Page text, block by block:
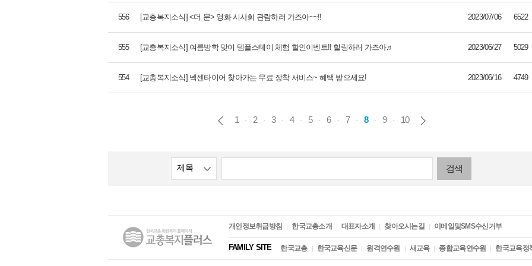
556 [교총복지소식] <더 문> 영화 시사회 관람하러 가즈아~~!! 2023/07/06 6522
555 [교총복지소식] 여름방학 맞이 템플스테이 체험 할인이벤트!! 힐링하러 가즈아♬ 2023/06/27 5029
554 [교총복지소식] 넥센타이어 찾아가는 무료 장착 서비스~ 혜택 받으세요! 2023/06/16 4749
1 2 3 4 5 6 7 8 9 10
제목
개인정보취급방침 한국교총소개 대표자소개 찾아오시는길 이메일및SMS수신거부
FAMILY SITE 한국교총 한국교육신문 원격연수원 새교육 종합교육연수원 한국교육정